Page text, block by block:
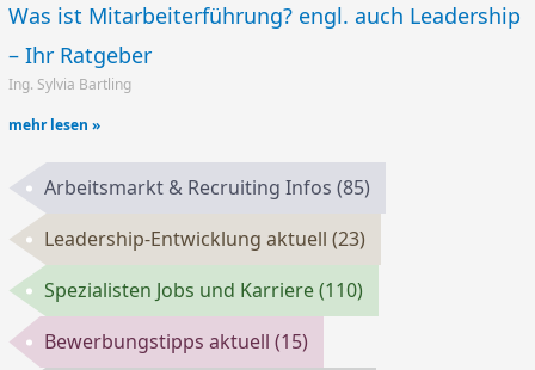
Was ist Mitarbeiterführung? engl. auch Leadership
– Ihr Ratgeber
Ing. Sylvia Bartling
mehr lesen »
Arbeitsmarkt & Recruiting Infos(85)
Leadership-Entwicklung aktuell(23)
Spezialisten Jobs und Karriere(110)
Bewerbungstipps aktuell(15)